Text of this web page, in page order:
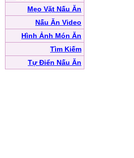
Mẹo Vặt Nấu Ăn
Nấu Ăn Video
Hình Ảnh Món Ăn
Tìm Kiếm
Tự Điển Nấu Ăn